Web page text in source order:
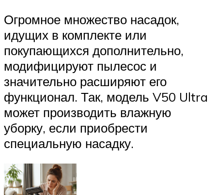
Огромное множество насадок,
идущих в комплекте или
покупающихся дополнительно,
модифицируют пылесос и
значительно расширяют его
функционал. Так, модель V50 Ultra
может производить влажную
уборку, если приобрести
специальную насадку.